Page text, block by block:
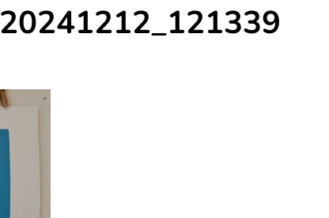
20241212_121339